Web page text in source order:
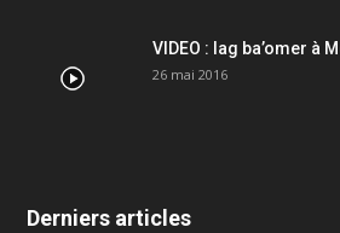
VIDEO : lag ba’omer à
26 mai 2016
Derniers articles